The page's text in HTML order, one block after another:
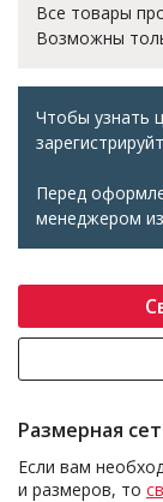
Все товары
Возможны
Чтобы узнать
Перед
менеджером
Размерная
Если вам
и размеров, то